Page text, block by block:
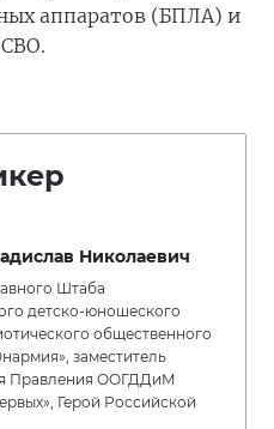
аппаратов (БПЛА) и
Николаевич
Штаба
детско-юношеского
общественного
заместитель
Правления ООГДДиМ
Герой Российской